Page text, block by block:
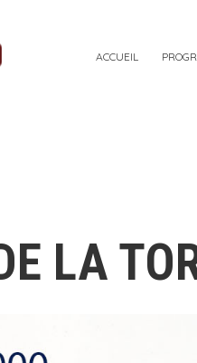
ACCUEIL
LA